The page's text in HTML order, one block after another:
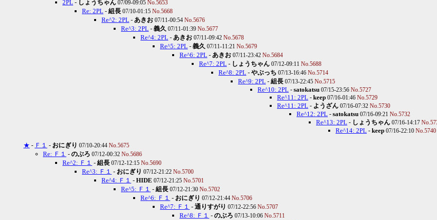
2PL - しょうちゃん 07/09-09:05 No.5653
Re: 2PL - 組長 07/10-01:15 No.5668
Re^2: 2PL - あきお 07/11-00:54 No.5676
Re^3: 2PL - 義久 07/11-01:39 No.5677
Re^4: 2PL - あきお 07/11-09:42 No.5678
Re^5: 2PL - 義久 07/11-11:21 No.5679
Re^6: 2PL - あきお 07/11-23:42 No.5684
Re^7: 2PL - しょうちゃん 07/12-09:11 No.5688
Re^8: 2PL - やぶっち 07/13-16:46 No.5714
Re^9: 2PL - 組長 07/13-22:45 No.5715
Re^10: 2PL - satokatsu 07/15-23:56 No.5727
Re^11: 2PL - keep 07/16-01:46 No.5729
Re^11: 2PL - ようざん 07/16-07:32 No.5730
Re^12: 2PL - satokatsu 07/16-09:21 No.5732
Re^13: 2PL - しょうちゃん 07/16-14:17
Re^14: 2PL - keep 07/16-22:10 No.5740
★ - Ｆ１ - おにぎり 07/10-20:44 No.5675
Re: Ｆ１ - のぶろ 07/12-00:32 No.5686
Re^2: Ｆ１ - 組長 07/12-12:15 No.5690
Re^3: Ｆ１ - おにぎり 07/12-21:22 No.5700
Re^4: Ｆ１ - HIDE 07/12-21:25 No.5701
Re^5: Ｆ１ - 組長 07/12-21:30 No.5702
Re^6: Ｆ１ - おにぎり 07/12-21:44 No.5706
Re^7: Ｆ１ - 通りすがり 07/12-22:56 No.5707
Re^8: Ｆ１ - のぶろ 07/13-10:06 No.5711